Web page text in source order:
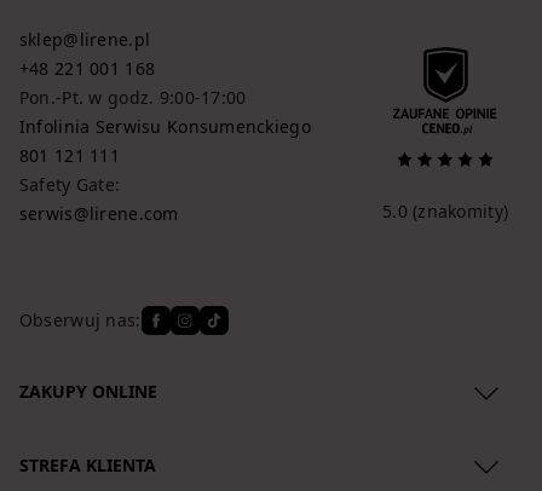
Obserwuj nas:
sklep@lirene.pl
+48 221 001 168
Pon.-Pt. w godz. 9:00-17:00
Infolinia Serwisu Konsumenckiego
801 121 111
Safety Gate:
serwis@lirene.com
ZAKUPY ONLINE
Polityka Prywatności
STREFA KLIENTA
5.0 (znakomity)